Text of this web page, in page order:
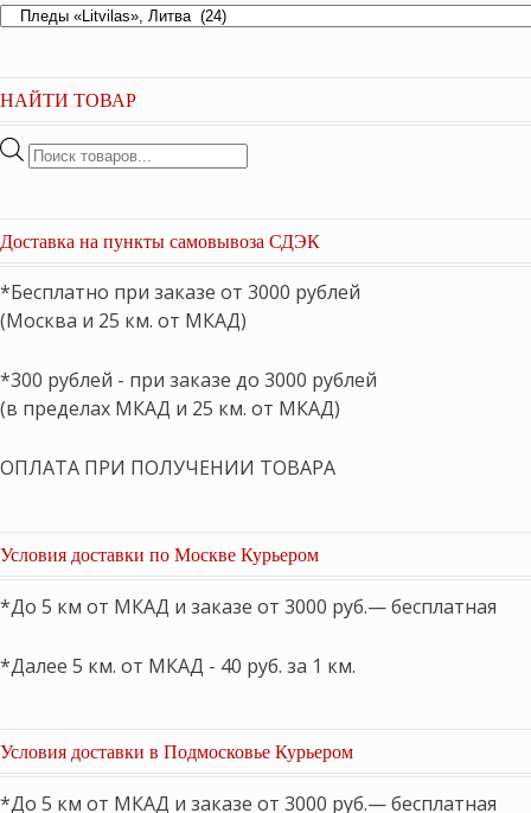
НАЙТИ ТОВАР
Поиск
Доставка на пункты самовывоза СДЭК
*Бесплатно при заказе от 3000 рублей
(Москва и 25 км. от МКАД)
*300 рублей - при заказе до 3000 рублей
(в пределах МКАД и 25 км. от МКАД)
ОПЛАТА ПРИ ПОЛУЧЕНИИ ТОВАРА
Условия доставки по Москве Курьером
*До 5 км от МКАД и заказе от 3000 руб.— бесплатная
*Далее 5 км. от МКАД - 40 руб. за 1 км.
Условия доставки в Подмосковье Курьером
*До 5 км от МКАД и заказе от 3000 руб.— бесплатная